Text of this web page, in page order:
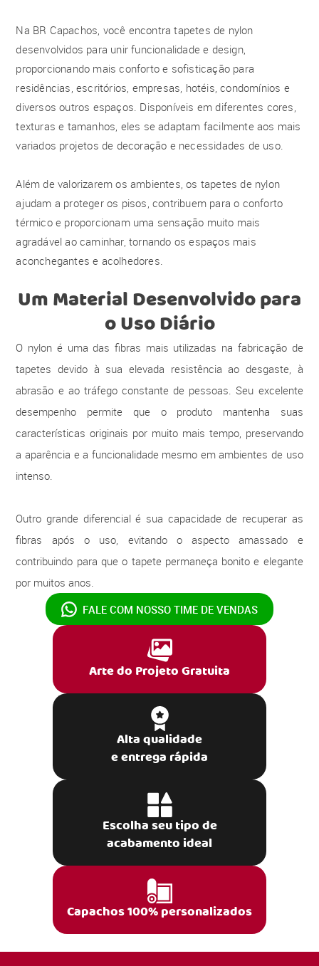
Na BR Capachos, você encontra tapetes de nylon
desenvolvidos para unir funcionalidade e design,
proporcionando mais conforto e sofisticação para
residências, escritórios, empresas, hotéis, condomínios e
diversos outros espaços. Disponíveis em diferentes cores,
texturas e tamanhos, eles se adaptam facilmente aos mais
variados projetos de decoração e necessidades de uso.
Além de valorizarem os ambientes, os tapetes de nylon
ajudam a proteger os pisos, contribuem para o conforto
térmico e proporcionam uma sensação muito mais
agradável ao caminhar, tornando os espaços mais
aconchegantes e acolhedores.
Um Material Desenvolvido para
o Uso Diário
O nylon é uma das fibras mais utilizadas na fabricação de
tapetes devido à sua elevada resistência ao desgaste, à
abrasão e ao tráfego constante de pessoas. Seu excelente
desempenho permite que o produto mantenha suas
características originais por muito mais tempo, preservando
a aparência e a funcionalidade mesmo em ambientes de uso
intenso.
Outro grande diferencial é sua capacidade de recuperar as
fibras após o uso, evitando o aspecto amassado e
contribuindo para que o tapete permaneça bonito e elegante
por muitos anos.
FALE COM NOSSO TIME DE VENDAS
Arte do Projeto Gratuita
Alta qualidade
e entrega rápida
Escolha seu tipo de
acabamento ideal
Capachos 100% personalizados